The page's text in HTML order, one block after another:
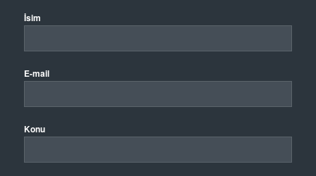
İsim
E-mail
Konu